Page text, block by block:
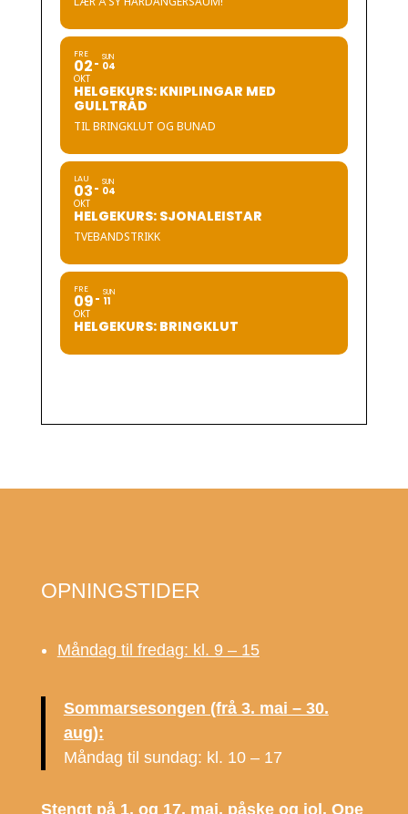
FRE
02
OKT
SUN
04
HELGEKURS: KNIPLINGAR MED
GULLTRÅD
TIL BRINGKLUT OG BUNAD
LAU
03
OKT
SUN
04
HELGEKURS: SJONALEISTAR
TVEBANDSTRIKK
FRE
09
OKT
SUN
11
HELGEKURS: BRINGKLUT
OPNINGSTIDER
Måndag til fredag: kl. 9 – 15
Sommarsesongen (frå 3. mai – 30.
aug):
Måndag til sundag: kl. 10 – 17
Stengt på 1. og 17. mai, påske og jol. Ope